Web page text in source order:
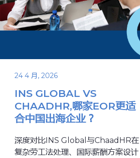
24 4 月, 2026
INS GLOBAL VS
CHAADHR,哪家EOR更适
合中国出海企业？
深度对比INS Global与ChaadHR在
复杂劳工法处理、国际薪酬方案设计